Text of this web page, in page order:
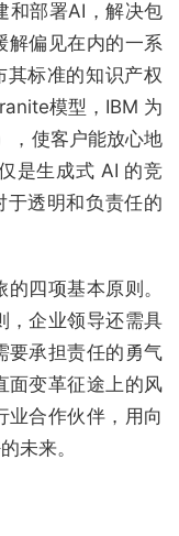
和部署AI，解决包
解偏见在内的一系
标准的知识产权
模型，IBM 为
，使客户能放心地
是生成式 AI 的竞
于透明和负责任的
四项基本原则。
，企业领导还需具
要承担责任的勇气
面变革征途上的风
业合作伙伴，用向
未来。